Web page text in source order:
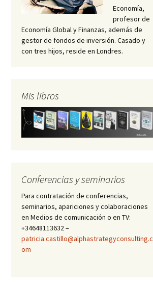
Economía,
profesor de
Economía Global y Finanzas, además de
gestor de fondos de inversión. Casado y
con tres hijos, reside en Londres.
Mis libros
Conferencias y seminarios
Para contratación de conferencias,
seminarios, apariciones y colaboraciones
en Medios de comunicación o en TV:
+34648113632 –
patricia.castillo@alphastrategyconsulting.c
om